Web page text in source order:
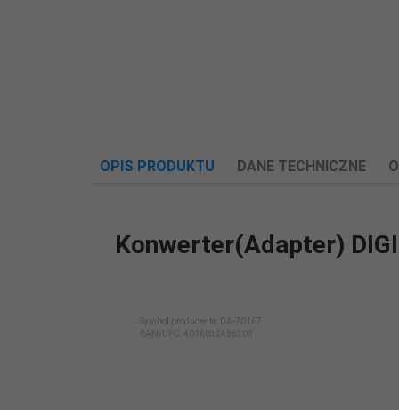
OPIS PRODUKTU DANE TECHNICZNE
Konwerter(Adapter)
Symbol producenta: DA-70167
EAN/UPC:
4016032456308